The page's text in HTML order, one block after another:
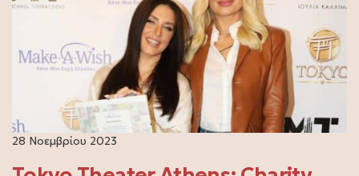
28 Νοεμβρίου 2023